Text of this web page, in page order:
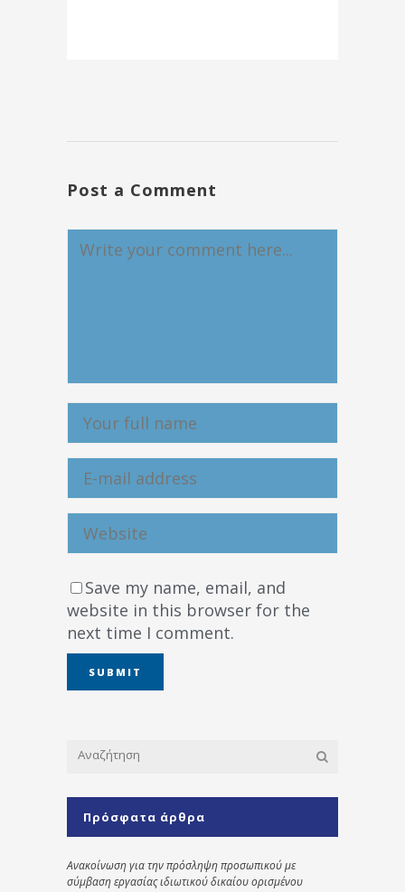
Post a Comment
Save my name, email, and
website in this browser for the
next time I comment.
Πρόσφατα άρθρα
Ανακοίνωση για την πρόσληψη προσωπικού με
σύμβαση εργασίας ιδιωτικού δικαίου ορισμένου